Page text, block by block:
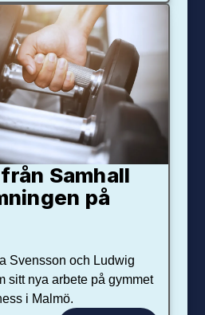
Samhall
på
Svensson och Ludwig
sitt nya arbete på gymmet
i Malmö.